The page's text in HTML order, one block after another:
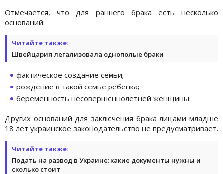
Отмечается, что для раннего брака есть несколько
оснований:
Читайте также:
Швейцария легализовала однополые браки
фактическое создание семьи;
рождение в такой семье ребенка;
беременность несовершеннолетней женщины.
Других оснований для заключения брака лицами младше
18 лет украинское законодательство не предусматривает.
Читайте также:
Подать на развод в Украине: какие документы нужны и
сколько стоит